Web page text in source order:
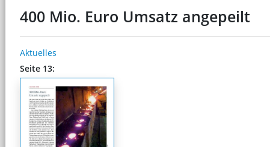
400 Mio. Euro Umsatz angepeilt
Aktuelles
Seite 13: